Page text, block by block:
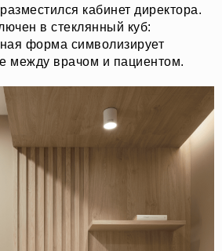
кабинет директора.
в стеклянный куб:
форма символизирует
между врачом и пациентом.